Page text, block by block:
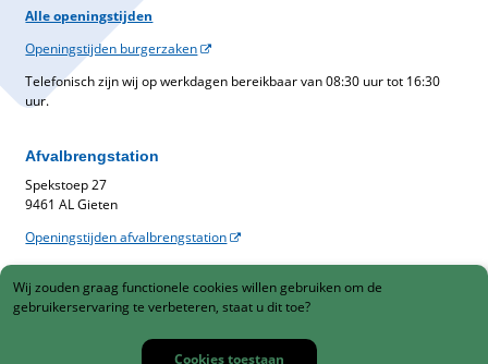
Wij zouden graag functionele cookies willen gebruiken om de
gebruikerservaring te verbeteren, staat u dit toe?
Cookies toestaan
Alle openingstijden
Openingstijden burgerzaken
Telefonisch zijn wij op werkdagen bereikbaar van 08:30 uur tot 16:30
uur.
Afvalbrengstation
Spekstoep 27
9461 AL Gieten
Openingstijden afvalbrengstation
Gemeentelijke belastingen